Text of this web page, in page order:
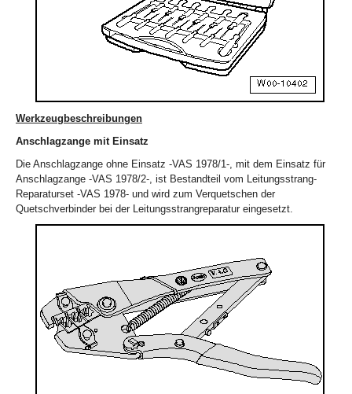
Werkzeugbeschreibungen
Anschlagzange mit Einsatz
Die Anschlagzange ohne Einsatz -VAS 1978/1-, mit dem Einsatz für
Anschlagzange -VAS 1978/2-, ist Bestandteil vom Leitungsstrang-
Reparaturset -VAS 1978- und wird zum Verquetschen der
Quetschverbinder bei der Leitungsstrangreparatur eingesetzt.